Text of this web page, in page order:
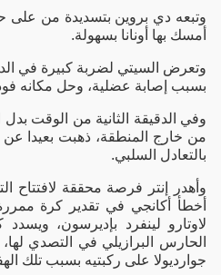
أمسك بها أونانا بسهولة.
بسبب إصابة عضلية، وحل مكانه
وفي الدقيقة الثانية من الوقت
من خارج المنطقة، ذهبت بعيدا عن
بالتعادل السلبي.
أخطأ أكانجي في تقدير كرة ممررة
لاوتارو لينفرد بإديرسون،
الحارس البرازيلي في التصدي
جوارديولا على ركبتيه بسبب تلك